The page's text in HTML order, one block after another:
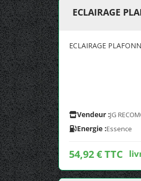
ECLAIRAGE
ECLAIRAGE
Vendeur :JG
Energie :Essence
54,92 € TTC